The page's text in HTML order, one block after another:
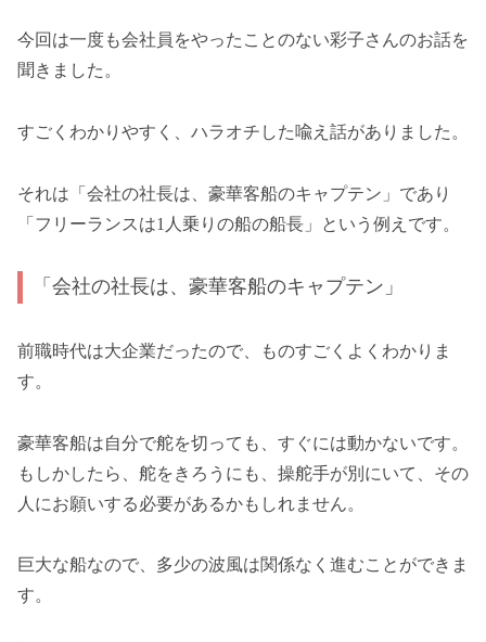
今回は一度も会社員をやったことのない彩子さんのお話を
聞きました。
すごくわかりやすく、ハラオチした喩え話がありました。
それは「会社の社長は、豪華客船のキャプテン」であり
「フリーランスは1人乗りの船の船長」という例えです。
「会社の社長は、豪華客船のキャプテン」
前職時代は大企業だったので、ものすごくよくわかりま
す。
豪華客船は自分で舵を切っても、すぐには動かないです。
もしかしたら、舵をきろうにも、操舵手が別にいて、その
人にお願いする必要があるかもしれません。
巨大な船なので、多少の波風は関係なく進むことができま
す。